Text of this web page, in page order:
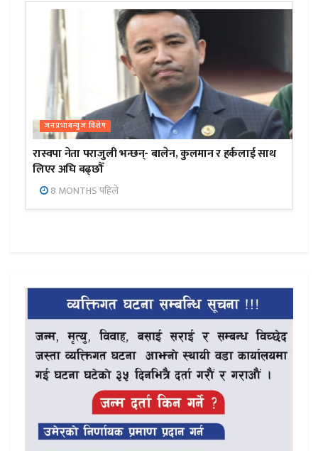
जनप्रभाबन्युज विशेष
रास्वपा नेता पराजुली भन्छन्- बालेन, कुलमान र हर्कलाई साथ
लिएर अघि बढ्छौँ
8 MONTHS पहिले